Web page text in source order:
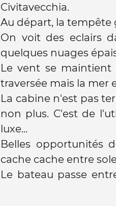
Civitavecchia.
Au départ, la tempête
On voit des eclairs
quelques nuages
Le vent se
traversée mais la mer
La cabine n'est pas
non plus. C'est de
luxe...
Belles opportunités
cache cache entre
Le bateau passe